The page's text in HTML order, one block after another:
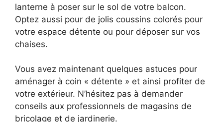
lanterne à poser sur le sol de votre balcon.
Optez aussi pour de jolis coussins colorés pour
votre espace détente ou pour déposer sur vos
chaises.
Vous avez maintenant quelques astuces pour
aménager à coin « détente » et ainsi profiter de
votre extérieur. N’hésitez pas à demander
conseils aux professionnels de magasins de
bricolage et de jardinerie.